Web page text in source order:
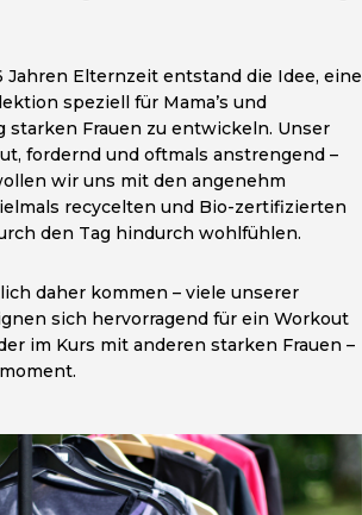
Jahren Elternzeit entstand die Idee, eine
speziell für Mama’s und
starken Frauen zu entwickeln. Unser
fordernd und oftmals anstrengend –
wir uns mit den angenehm
recycelten und Bio-zertifizierten
den Tag hindurch wohlfühlen.
daher kommen – viele unserer
sich hervorragend für ein Workout
im Kurs mit anderen starken Frauen –